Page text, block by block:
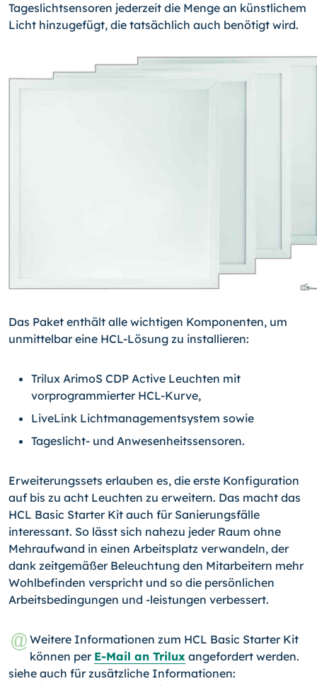
Tageslichtsensoren jederzeit die Menge an künstlichem
Licht hinzugefügt, die tatsächlich auch benötigt wird.
Das Paket enthält alle wichtigen Komponenten, um
unmittelbar eine HCL-Lösung zu installieren:
Trilux ArimoS CDP Active Leuchten mit
vorprogrammierter HCL-Kurve,
LiveLink Lichtmanagementsystem sowie
Tageslicht- und Anwesenheitssensoren.
Erweiterungssets erlauben es, die erste Konfiguration
auf bis zu acht Leuchten zu erweitern. Das macht das
HCL Basic Starter Kit auch für Sanierungsfälle
interessant. So lässt sich nahezu jeder Raum ohne
Mehraufwand in einen Arbeitsplatz verwandeln, der
dank zeitgemäßer Beleuchtung den Mitarbeitern mehr
Wohlbefinden verspricht und so die persönlichen
Arbeitsbedingungen und -leistungen verbessert.
Weitere Informationen zum HCL Basic Starter Kit
können per E-Mail an Trilux angefordert werden.
siehe auch für zusätzliche Informationen: